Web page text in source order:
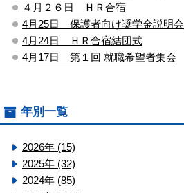
４月２６日 ＨＲ合宿
4月25日 保護者向け奨学金説明会
4月24日 ＨＲ合宿結団式
4月17日 第１回 就職希望者集会
年別一覧
2026年 (15)
2025年 (32)
2024年 (85)